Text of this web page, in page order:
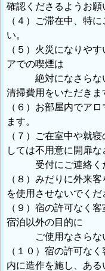
確認くださるようお願
（４）ご滞在中、特
い。
（５）火災になりや
アでの喫煙は
絶対になさらない
清掃費用をいただきま
（６）お部屋内でア
ます。
（７）ご在室中や就
しては不用意に開扉な
受付にご連絡くだ
（８）みだりに外来
を使用させないでくだ
（９）宿の許可なく
宿泊以外の目的に
ご使用なさらない
（１０）宿の許可な
内に造作を施し、あ